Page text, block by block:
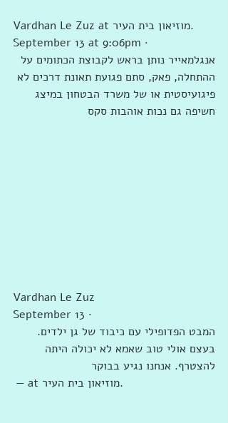
‎Vardhan Le Zuz at ‎‎מוזיאון בית העיר‎‎‎.
September 13 at 9:06pm ·
אנגלמאייר נותן בראש לקבוצת הכתומים על
ההתחלה, פאק, סתם פגועת תאונת דרכים לא
פיגועיסטית או של משרד הבטחון במיצג
חשיפה גם נכות אוהבות סקס
Vardhan Le Zuz
September 13 ·
המבט הפדופילי עם כיבוד של גן ילדים.
בעצם אולי טוב שאמא לא יכולה היתה
להצטרף. אנחנו נגיע בבוקר
— ‎at ‎מוזיאון בית העיר‎.‎